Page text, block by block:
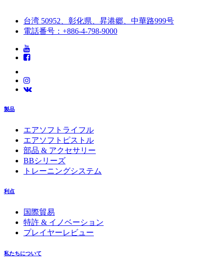
台湾 50952、彰化県、昇港郷、中華路999号
電話番号：+886-4-798-9000
製品
エアソフトライフル
エアソフトピストル
部品 & アクセサリー
BBシリーズ
トレーニングシステム
利点
国際貿易
特許 & イノベーション
プレイヤーレビュー
私たちについて